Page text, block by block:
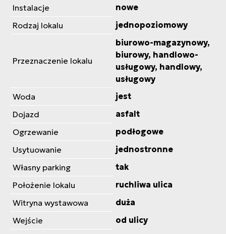
Instalacje
nowe
Rodzaj lokalu
jednopoziomowy
Przeznaczenie lokalu
biurowo-magazynowy,
biurowy, handlowo-
usługowy, handlowy,
usługowy
Woda
jest
Dojazd
asfalt
Ogrzewanie
podłogowe
Usytuowanie
jednostronne
Własny parking
tak
Położenie lokalu
ruchliwa ulica
Witryna wystawowa
duża
Wejście
od ulicy